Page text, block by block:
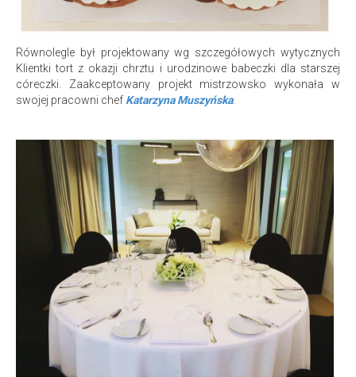
Równolegle był projektowany wg szczegółowych wytycznych
Klientki tort z okazji chrztu i urodzinowe babeczki dla starszej
córeczki. Zaakceptowany projekt mistrzowsko wykonała w
swojej pracowni chef Katarzyna Muszyńska.